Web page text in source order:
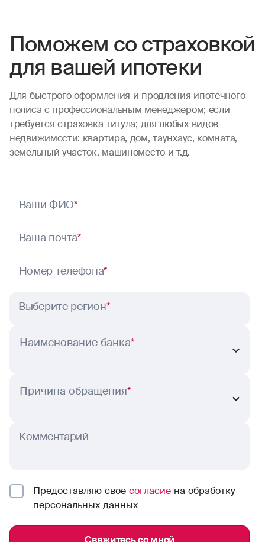
требованию страховой компании. Все
события отслеживаются с лёгкостью на
сайте компании! (Если что грузите просто
старую версию сайта «old»). Спасибо Вам
огромное, РосГосстрах! Я понимаю что
случаи бывают разные. Спасибо Вам что
поступили справедливо и без всяких
сложностей и «подводных камней».
Спасибо всей Вашей команде кто
только у Вас!
Поможем со страховкой
для вашей ипотеки
Для быстрого оформления и продления ипотечного
полиса с профессиональным менеджером; если
требуется страховка титула; для любых видов
недвижимости: квартира, дом, таунхаус, комната,
земельный участок, машиноместо и т.д.
Ваши ФИО*
Ваша почта*
Номер телефона*
Выберите регион*
Наименование банка*
Причина обращения*
Комментарий
Предоставляю свое согласие на обработку
персональных данных